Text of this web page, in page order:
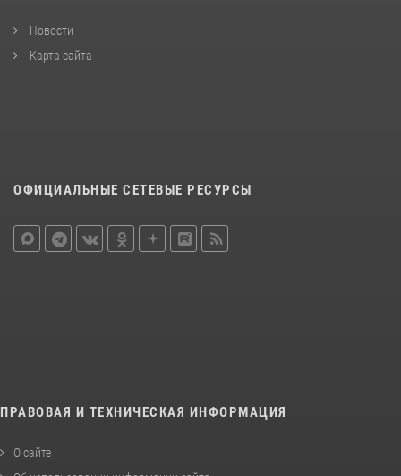
Новости
Карта сайта
ОФИЦИАЛЬНЫЕ СЕТЕВЫЕ РЕСУРСЫ
ПРАВОВАЯ И ТЕХНИЧЕСКАЯ ИНФОРМАЦИЯ
О сайте